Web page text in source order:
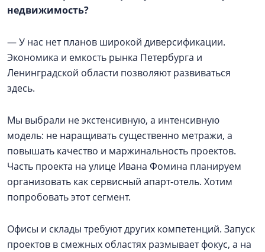
недвижимость?
— У нас нет планов широкой диверсификации.
Экономика и емкость рынка Петербурга и
Ленинградской области позволяют развиваться
здесь.
Мы выбрали не экстенсивную, а интенсивную
модель: не наращивать существенно метражи, а
повышать качество и маржинальность проектов.
Часть проекта на улице Ивана Фомина планируем
организовать как сервисный апарт-отель. Хотим
попробовать этот сегмент.
Офисы и склады требуют других компетенций. Запуск
проектов в смежных областях размывает фокус, а на